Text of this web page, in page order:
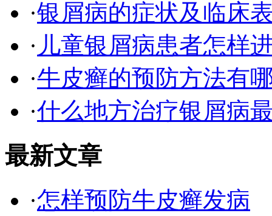
·银屑病的症状及临床
· 儿童银屑病患者怎样
·牛皮癣的预防方法有
·什么地方治疗银屑病
最新文章
·怎样预防牛皮癣发病